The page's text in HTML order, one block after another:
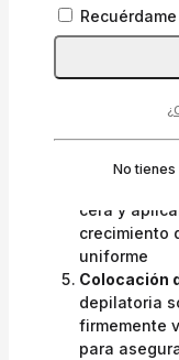
requiere
ceras
cantidad
de la clienta
Aplicación
cera y
crecimiento
uniforme
Colocación
depilatoria
firmemente
para
Recuérdame
No tienes